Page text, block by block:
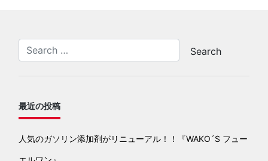
最近の投稿
人気のガソリン添加剤がリニューアル！！『WAKO´S フュー